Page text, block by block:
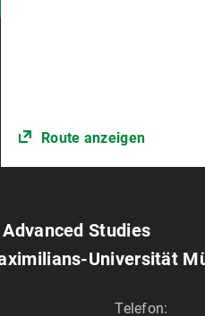
Route anzeigen
Studies
Universität
Telefon: